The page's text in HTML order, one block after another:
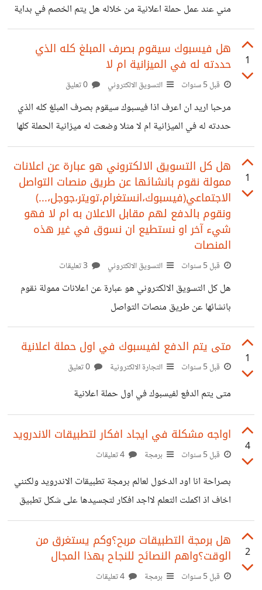
مني عند عمل حملة اعلانية من خلاله هل يتم الخصم في بداية
الحملة او كل شهر او بعد نهاية الحملة واذ كانت بعد نهاية الحملة
او كل شهر فلنفترض انني اكملت الحملة و لم يكن عندي المال
لتسديد فيسبوك ماذا سيحصل وهل فيسبوك سيحتسب فوائد
للتاخير؟ ارجو الاجابة على كل سؤال على حدا لغرض التوضيح
وشكرا😊
1
هل فيسبوك سيقوم بصرف المبلغ كله الذي
حددته له في الميزانية ام لا
قبل 5 سنوات التسويق الالكتروني
مرحبا اريد ان اعرف اذا فيسبوك سيقوم بصرف المبلغ كله الذي
حددته له في الميزانية ام لا مثلا وضعت له ميزانية الحملة كلها
100 دولار هل سيقوم بصرف 100 دولار ام سيصرف مبلغ اقل
وتحياتي
1
هل كل التسويق الالكتروني هو عبارة عن اعلانات
ممولة نقوم بانشائها عن طريق منصات التواصل
الاجتماعي(فيسبوك،انستغرام،تويتر،جوجل،...)
ونقوم بالدفع لهم مقابل الاعلان به ام لا فهو
شيء آخر او نستطيع ان نسوق في غير هذه
المنصات
قبل 5 سنوات التسويق الالكتروني
هل كل التسويق الالكتروني هو عبارة عن اعلانات ممولة نقوم
بانشائها عن طريق منصات التواصل
الاجتماعي(فيسبوك،انستغرام،تويتر،جوجل،...) ونقوم بالدفع لهم
مقابل الاعلان به ام لا فهو شيء آخر او نستطيع ان نسوق في
غير هذه المنصات
1
متى يتم الدفع لفيسبوك في اول حملة اعلانية
قبل 5 سنوات التجارة الالكترونية
متى يتم الدفع لفيسبوك في اول حملة اعلانية
4
اواجه مشكلة في ايجاد افكار لتطبيقات الاندرويد
قبل 5 سنوات برمجة
بصراحة انا اود الدخول لعالم برمجة تطبيقات الاندرويد ولكنني
اخاف اذ اكملت التعلم لااجد افكار لتجسيدها على شكل تطبيق
وحتى الان ليست عي ادنى فكرة عن افكار لتطبيق ارجو افادتنا
واعطائنا بعض الافكار وجزاكم الله خيرا
2
هل برمجة التطبيقات مربح؟وكم يستغرق من
الوقت؟واهم النصائح للنجاح بهذا المجال
قبل 5 سنوات برمجة